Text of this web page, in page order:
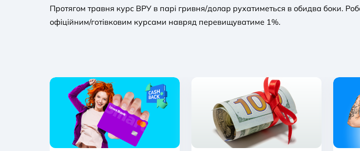
Протягом травня курс ВРУ в парі гривня/долар рухатиметься в обидва боки.
офіційним/готівковим курсами навряд перевищуватиме 1%.